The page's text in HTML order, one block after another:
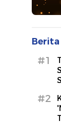
#1
#2